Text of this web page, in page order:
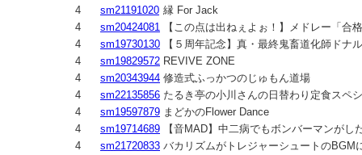
4
sm21191020 縁 For Jack
4
sm20424081
【この点は出ねぇよぉ！】メドレー「合
4
sm19730130
【５周年記念】真・最終鬼畜道化師ドナ
4
sm19829572 REVIVE ZONE
4
sm20343944 修造式ふっかつのじゅもん道場
4
sm22135856 たるき亭の小川さんの日替わり定食スペ
4
sm19597879 まどかのFlower Dance
4
sm19714689
【音MAD】中二病でもボンバーマンがし
4
sm21720833 バカリズムがトレジャーシュートのBGM